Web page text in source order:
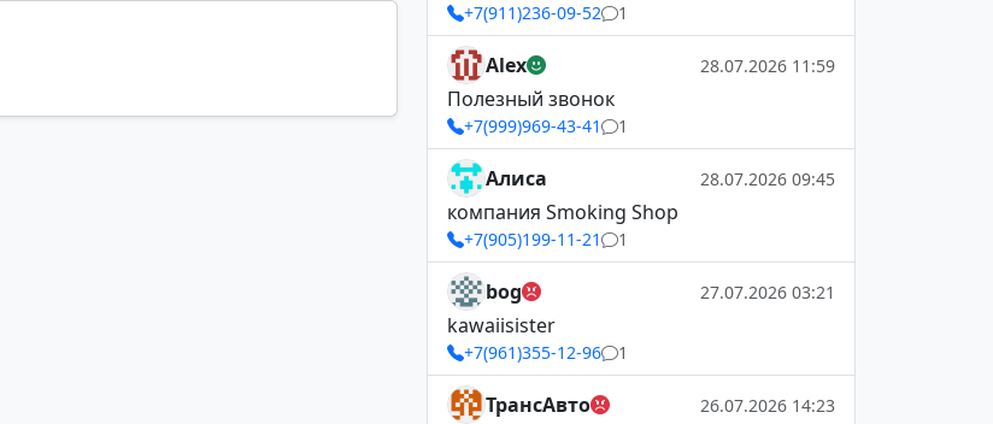
+7(911)236-09-52 1
Alex 28.07.2026 11:59
Полезный звонок
+7(999)969-43-41 1
Алиса 28.07.2026 09:45
компания Smoking Shop
+7(905)199-11-21 1
bog 27.07.2026 03:21
kawaiisister
+7(961)355-12-96 1
ТрансАвто 26.07.2026 14:23